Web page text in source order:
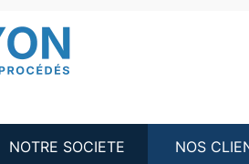
NOTRE SOCIETE NOS